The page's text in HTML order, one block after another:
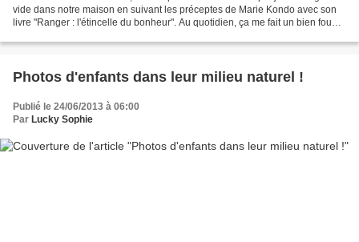
vide dans notre maison en suivant les préceptes de Marie Kondo avec son
livre "Ranger : l'étincelle du bonheur". Au quotidien, ça me fait un bien fou
Photos d'enfants dans leur milieu naturel !
Publié le 24/06/2013 à 06:00
Par Lucky Sophie